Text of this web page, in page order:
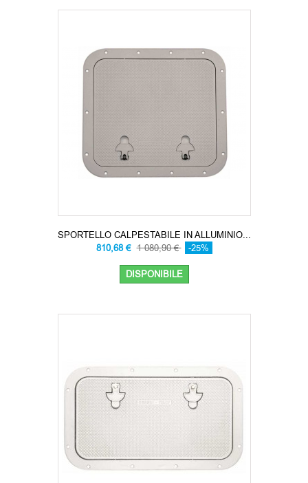
SPORTELLO CALPESTABILE IN ALLUMINIO...
810,68 € 1 080,90 € -25%
DISPONIBILE